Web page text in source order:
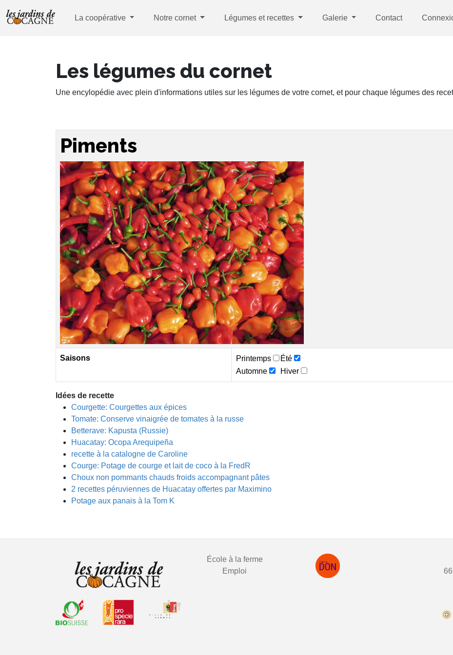
La coopérative Notre cornet Légumes et recettes Galerie Contact
Les légumes du cornet
Une encylopédie avec plein d'informations utiles sur les légumes de votre cornet, et pour chaque légumes des
Piments
Saisons Printemps
Été
Automne
Hiver
Idées de recette
Courgette: Courgettes aux épices
Tomate: Conserve vinaigrée de tomates à la russe
Betterave: Kapusta (Russie)
Huacatay: Ocopa Arequipeña
recette à la catalogne de Caroline
Courge: Potage de courge et lait de coco à la FredR
Choux non pommants chauds froids accompagnant pâtes
2 recettes péruviennes de Huacatay offertes par Maximino
Potage aux panais à la Tom K
École à la ferme
Emploi